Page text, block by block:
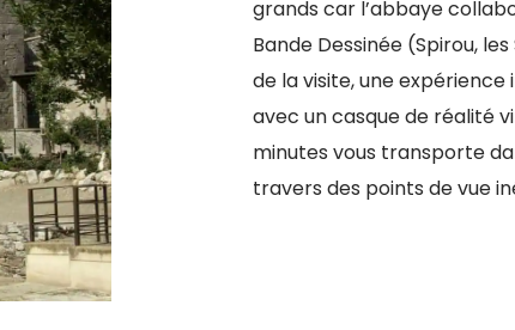
grands car l’abbaye
Bande Dessinée (Spirou,
de la visite, une expérience
avec un casque de réalité
minutes vous transporte
travers des points de vue